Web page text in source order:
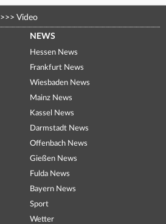
>>> Video
NEWS
Hessen News
Frankfurt News
Wiesbaden News
Mainz News
Kassel News
Darmstadt News
Offenbach News
Gießen News
Fulda News
Bayern News
Sport
Wetter